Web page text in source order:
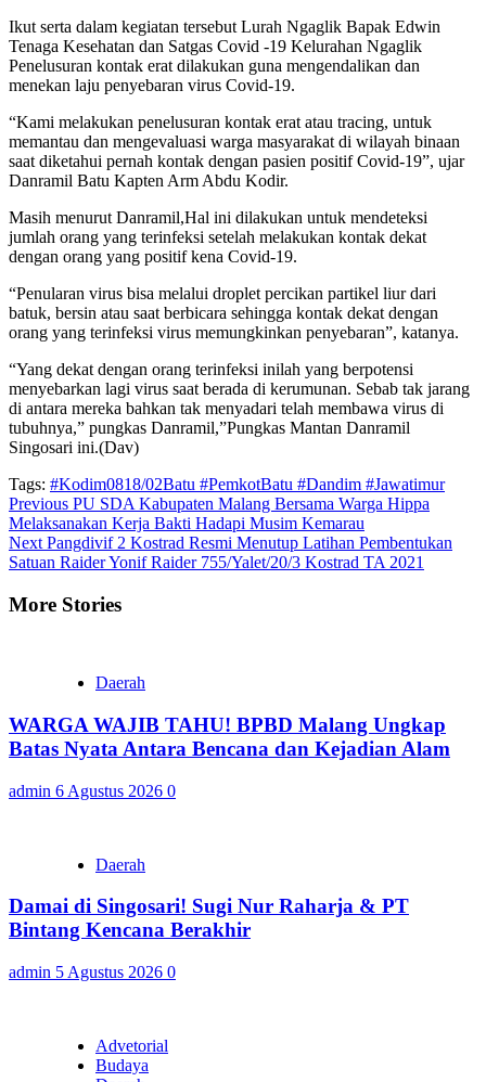
Ikut serta dalam kegiatan tersebut Lurah Ngaglik Bapak Edwin
Tenaga Kesehatan dan Satgas Covid -19 Kelurahan Ngaglik
Penelusuran kontak erat dilakukan guna mengendalikan dan
menekan laju penyebaran virus Covid-19.
“Kami melakukan penelusuran kontak erat atau tracing, untuk
memantau dan mengevaluasi warga masyarakat di wilayah binaan
saat diketahui pernah kontak dengan pasien positif Covid-19”, ujar
Danramil Batu Kapten Arm Abdu Kodir.
Masih menurut Danramil,Hal ini dilakukan untuk mendeteksi
jumlah orang yang terinfeksi setelah melakukan kontak dekat
dengan orang yang positif kena Covid-19.
“Penularan virus bisa melalui droplet percikan partikel liur dari
batuk, bersin atau saat berbicara sehingga kontak dekat dengan
orang yang terinfeksi virus memungkinkan penyebaran”, katanya.
“Yang dekat dengan orang terinfeksi inilah yang berpotensi
menyebarkan lagi virus saat berada di kerumunan. Sebab tak jarang
di antara mereka bahkan tak menyadari telah membawa virus di
tubuhnya,” pungkas Danramil,”Pungkas Mantan Danramil
Singosari ini.(Dav)
Tags: #Kodim0818/02Batu #PemkotBatu #Dandim #Jawatimur
Continue
Reading
Previous PU SDA Kabupaten Malang Bersama Warga Hippa
Melaksanakan Kerja Bakti Hadapi Musim Kemarau
Next Pangdivif 2 Kostrad Resmi Menutup Latihan Pembentukan
Satuan Raider Yonif Raider 755/Yalet/20/3 Kostrad TA 2021
More Stories
Daerah
WARGA WAJIB TAHU! BPBD Malang Ungkap
Batas Nyata Antara Bencana dan Kejadian Alam
admin 6 Agustus 2026 0
Daerah
Damai di Singosari! Sugi Nur Raharja & PT
Bintang Kencana Berakhir
admin 5 Agustus 2026 0
Advetorial
Budaya